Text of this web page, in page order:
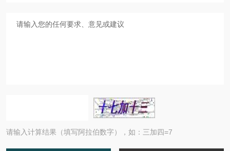
请输入计算结果（填写阿拉伯数字），如：三加四=7